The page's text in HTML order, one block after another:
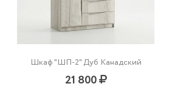
Шкаф "ШП-2" Дуб Канадский
21 800